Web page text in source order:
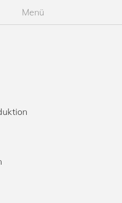
Boutique
Body Bag
&
lassen
Menü